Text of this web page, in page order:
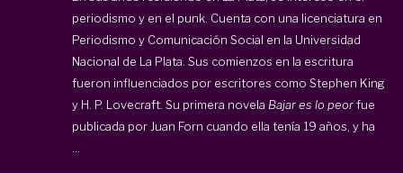
periodismo y en el punk. Cuenta con una licenciatura en
Periodismo y Comunicación Social en la Universidad
Nacional de La Plata. Sus comienzos en la escritura
fueron influenciados por escritores como Stephen King
y H. P. Lovecraft. Su primera novela Bajar es lo peorfue
publicada por Juan Forn cuando ella tenía 19 años, y ha